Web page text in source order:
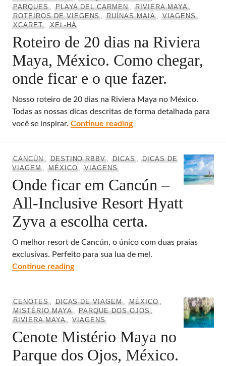
PARQUES, PLAYA DEL CARMEN,RIVIERA MAYA,
ROTEIROS DE VIEGENS,RUÍNAS MAIA, VIAGENS,
XCARET, XEL-HÁ
Roteiro de 20 dias na Riviera
Maya, México. Como chegar,
onde ficar e o que fazer.
Nosso roteiro de 20 dias na Riviera Maya no México.
Todas as nossas dicas descritas de forma detalhada para
você se inspirar. Continue readingRoteiro de 20 dias na
CANCÚN, DESTINO RBBV,DICAS, DICAS DE
VIAGEM, MÉXICO,VIAGENS
Onde ficar em Cancún –
All-Inclusive Resort Hyatt
Zyva a escolha certa.
O melhor resort de Cancún, o único com duas praias
exclusivas. Perfeito para sua lua de mel.
Continue readingOnde ficar em Cancún – All-Inclusive
CENOTES, DICAS DE VIAGEM,MÉXICO,
MISTÉRIO MAYA, PARQUE DOS OJOS,
RIVIERA MAYA, VIAGENS
Cenote Mistério Maya no
Parque dos Ojos, México.